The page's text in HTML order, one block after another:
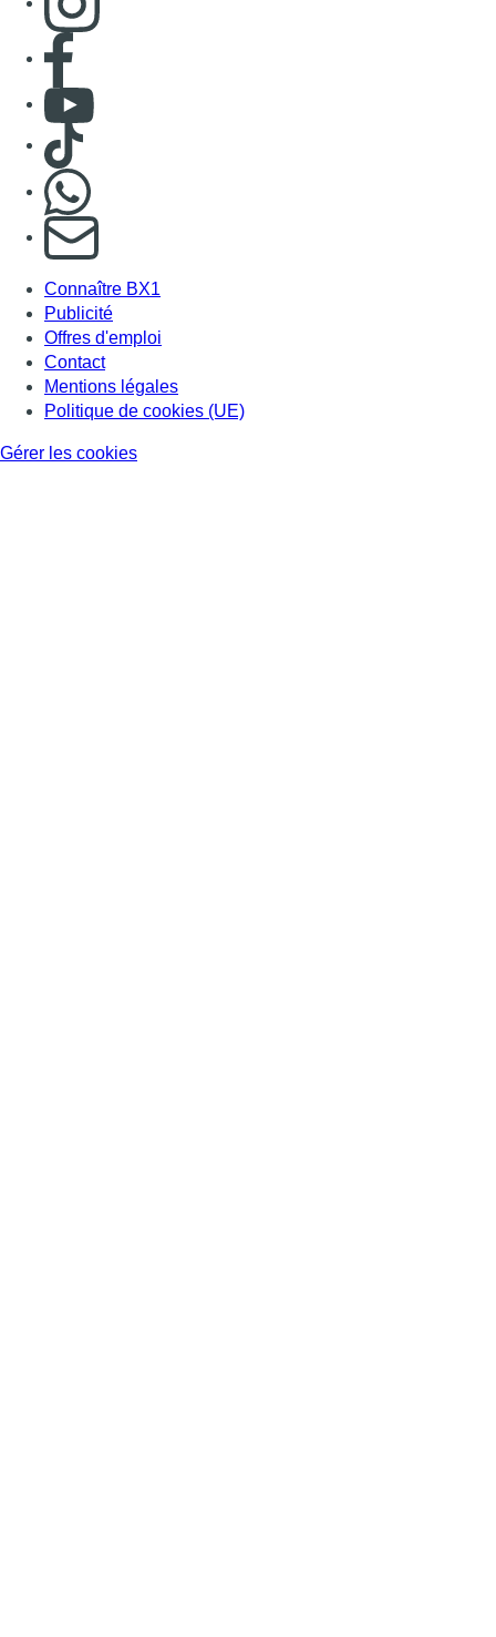
Consulter page Facebook
Consulter Youtube
Consulter TikTok
S'abonner à notre newsletter
Connaître BX1
Publicité
Offres d'emploi
Contact
Mentions légales
Politique de cookies (UE)
Gérer les cookies